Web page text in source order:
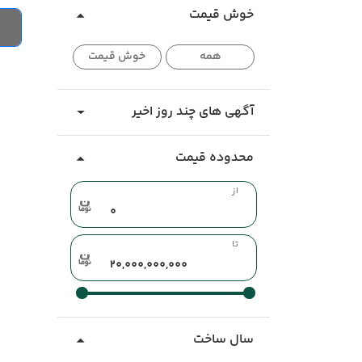
خوش قیمت
همه خوش قیمت
آگهی های چند روز اخیر
محدوده قیمت
از
تا
سال ساخت